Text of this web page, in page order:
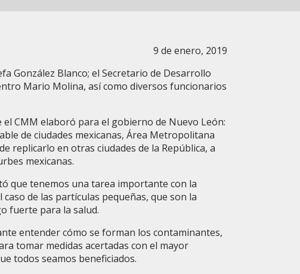
9 de enero, 2019
González Blanco; el Secretario de Desarrollo
Mario Molina, así como diversos funcionarios
CMM elaboró para el gobierno de Nuevo León:
de ciudades mexicanas, Área Metropolitana
replicarlo en otras ciudades de la República, a
mexicanas.
que tenemos una tarea importante con la
de las partículas pequeñas, que son la
fuerte para la salud.
entender cómo se forman los contaminantes,
tomar medidas acertadas con el mayor
todos seamos beneficiados.